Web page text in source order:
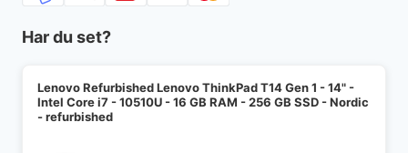
Har du set?
Lenovo Refurbished Lenovo ThinkPad T14 Gen 1 - 14" -
Intel Core i7 - 10510U - 16 GB RAM - 256 GB SSD - Nordic
- refurbished